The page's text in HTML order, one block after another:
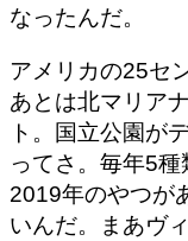
なったんだ。
アメリカの25セ
あとは北マリア
ト。国立公園が
ってさ。毎年5種
2019年のやつが
いんだ。まあヴ